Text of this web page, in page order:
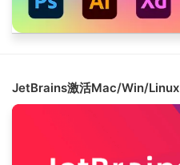
JetBrains激活Mac/Win/Linux